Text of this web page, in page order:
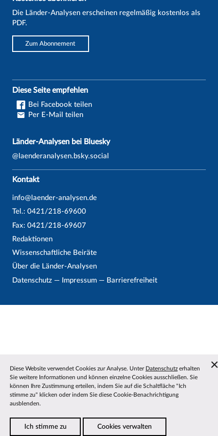
Die Länder-Analysen erscheinen regelmäßig kostenlos als
PDF.
Zum Abonnement
Diese Seite empfehlen
Bei Facebook teilen
Per E-Mail teilen
Länder-Analysen bei Bluesky
@laenderanalysen.bsky.social
Kontakt
info@laender-analysen.de
Tel.: 0421/218-69600
Fax: 0421/218-69607
Redaktionen
Wissenschaftliche Beiräte
Über die Länder-Analysen
Datenschutz— Impressum— Barrierefreiheit
Diese Website verwendet Cookies zur Analyse. Unter Datenschutz erhalten
Sie weitere Informationen und können einzelne Cookies ausschließen. Sie
können Ihre Zustimmung erteilen, indem Sie auf die Schaltfläche "Ich
stimme zu" klicken oder indem Sie diese Cookie-Benachrichtigung
ausblenden.
Ich stimme zu Cookies verwalten